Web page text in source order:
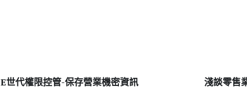
E世代權限控管-保存營業機密資訊
淺談零售